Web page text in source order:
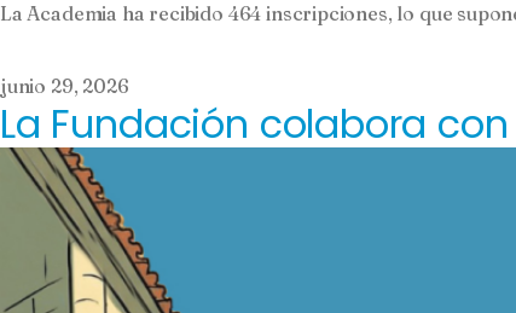
La Academia ha recibido 464 inscripciones, lo que
junio 29, 2026
La Fundación colabora